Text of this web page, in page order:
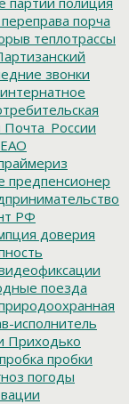
порча
теплотрассы
звонки
Почта_России
предпенсионер
РФ
доверия
поезда
исполнитель
Приходько
пробка пробки
погоды